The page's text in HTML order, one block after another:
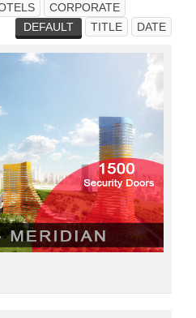
CORPORATE
DEFAULT
TITLE DATE